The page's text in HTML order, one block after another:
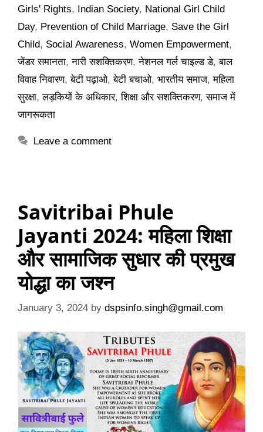
Girls' Rights, Indian Society, National Girl Child
Day, Prevention of Child Marriage, Save the Girl
Child, Social Awareness, Women Empowerment,
जेंडर समानता,नारी सशक्तिकरण,नेशनल गर्ल चाइल्ड डे,बाल
विवाह निवारण,बेटी पढ़ाओ,बेटी बचाओ, भारतीय समाज,महिला
सुरक्षा,लड़कियों के अधिकार,शिक्षा और सशक्तिकरण,समाज में
जागरूकता
Leave a comment
Savitribai Phule
Jayanti 2024: महिला शिक्षा
और सामाजिक सुधार की प्रमुख
योद्धा का जश्न
January 3, 2024 by dspsinfo.singh@gmail.com